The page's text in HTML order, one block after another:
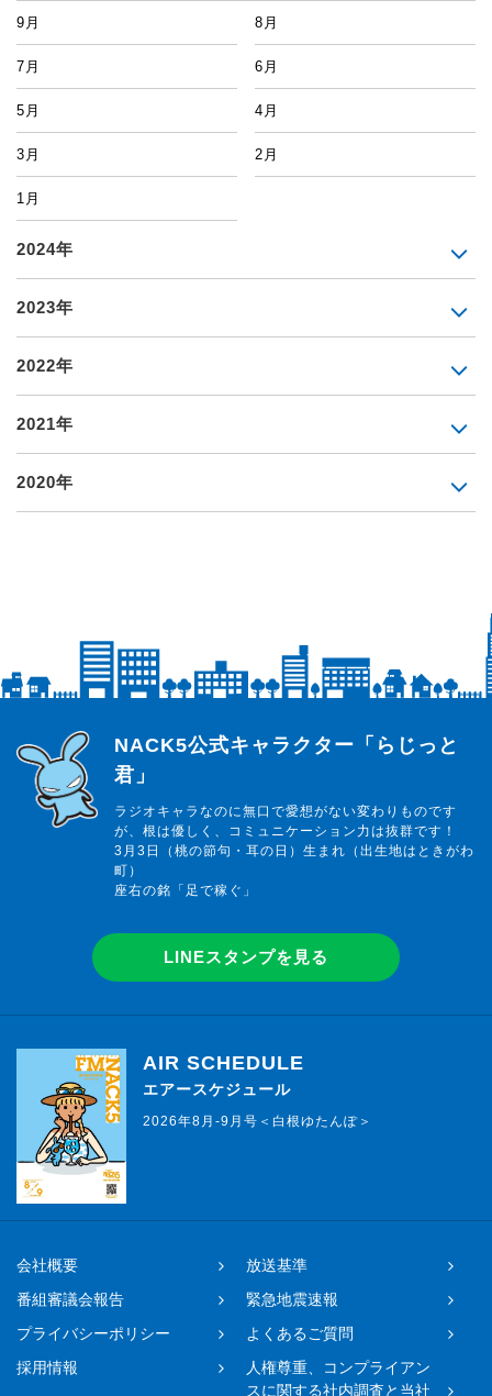
9月 8月
7月 6月
5月 4月
3月 2月
1月
2024年
2023年
2022年
2021年
2020年
らじっと君
NACK5公式キャラクター「らじっと
君」
ラジオキャラなのに無口で愛想がない変わりものです
が、根は優しく、コミュニケーション力は抜群です！
3月3日（桃の節句・耳の日）生まれ（出生地はときがわ
町）
座右の銘「足で稼ぐ」
LINEスタンプを見る
AIR SCHEDULE
エアースケジュール
2026年8月-9月号＜白根ゆたんぽ＞
会社概要
放送基準
番組審議会報告
緊急地震速報
プライバシーポリシー
よくあるご質問
採用情報
人権尊重、コンプライアン
スに関する社内調査と当社